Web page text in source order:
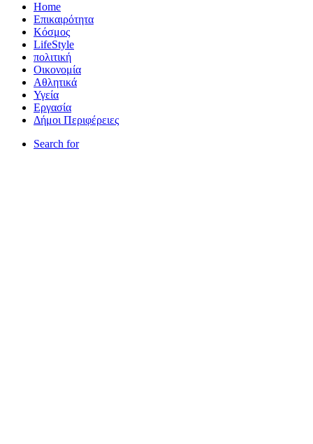
Home
Επικαιρότητα
Κόσμος
LifeStyle
πολιτική
Οικονομία
Αθλητικά
Υγεία
Εργασία
Δήμοι Περιφέρειες
Search for